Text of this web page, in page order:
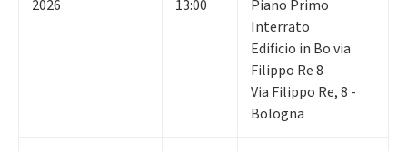
2026
13:00
Piano Primo
Interrato
Edificio in Bo via
Filippo Re 8
Via Filippo Re, 8 -
Bologna